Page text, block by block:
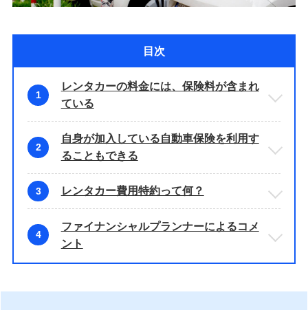
目次
1
レンタカーの料金には、保険料が含まれ
ている
2
自身が加入している自動車保険を利用す
ることもできる
3 レンタカー費用特約って何？
4
ファイナンシャルプランナーによるコメ
ント